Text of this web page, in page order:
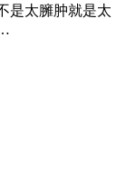
是太臃肿就是太